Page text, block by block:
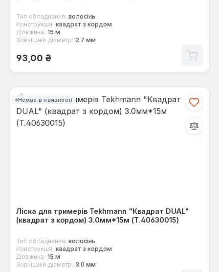
Тип обладнання: волосінь
Конструкція: квадрат з кордом
Довжина: 15 м
Зовнішній діаметр: 2.7 мм
Звичайна ціна:
93,00 ₴
Немає в наявності
Ліска для тримерів Tekhmann "Квадрат DUAL"
(квадрат з кордом) 3.0мм*15м (T.40630015)
Тип обладнання: волосінь
Конструкція: квадрат з кордом
Довжина: 15 м
Зовнішній діаметр: 3.0 мм